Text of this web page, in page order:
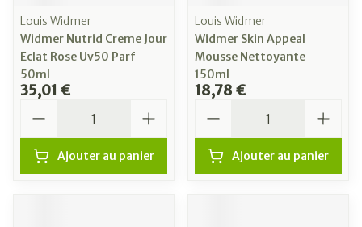
Louis Widmer
Widmer Nutrid Creme Jour
Eclat Rose Uv50 Parf
50ml
35,01 €
Ajouter au panier
Louis Widmer
Widmer Skin Appeal
Mousse Nettoyante
150ml
18,78 €
Ajouter au panier